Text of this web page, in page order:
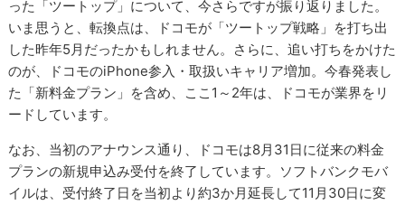
った「ツートップ」について、今さらですが振り返りました。
いま思うと、転換点は、ドコモが「ツートップ戦略」を打ち出
した昨年5月だったかもしれません。さらに、追い打ちをかけた
のが、ドコモのiPhone参入・取扱いキャリア増加。今春発表し
た「新料金プラン」を含め、ここ1～2年は、ドコモが業界をリ
ードしています。
なお、当初のアナウンス通り、ドコモは8月31日に従来の料金
プランの新規申込み受付を終了しています。ソフトバンクモバ
イルは、受付終了日を当初より約3か月延長して11月30日に変